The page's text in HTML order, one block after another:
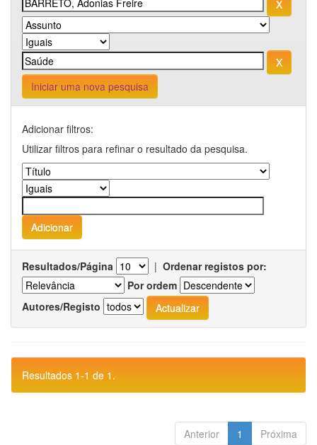
Iniciar uma nova pesquisa
Adicionar filtros:
Utilizar filtros para refinar o resultado da pesquisa.
Resultados/Página | Ordenar registos por:
Por ordem
Autores/Registo
Resultados 1-1 de 1.
Anterior 1 Próxima